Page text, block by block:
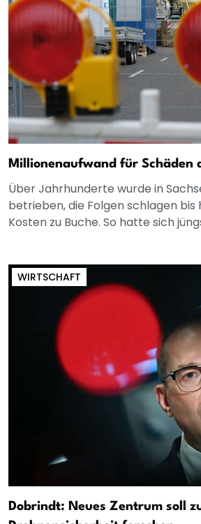
Millionenaufwand für Schäden
Über Jahrhunderte wurde in
betrieben, die Folgen schlagen
Kosten zu Buche. So hatte sich
WIRTSCHAFT
Dobrindt: Neues Zentrum soll